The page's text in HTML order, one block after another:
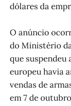
dólares da
O anúncio
do Ministério
que suspendeu
europeu havia
vendas de
em 7 de